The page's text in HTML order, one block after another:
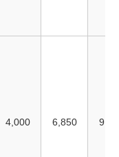
4,000 6,850